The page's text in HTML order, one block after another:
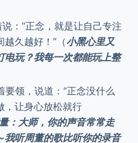
：“正念，就是让自己专注
久越好！”（小黑心里又
电玩？我每一次都能玩上整
要领，说道：“正念没什么
，让身心放松就行
：大师，你的声音常常走
我听周董的歌比听你的录音